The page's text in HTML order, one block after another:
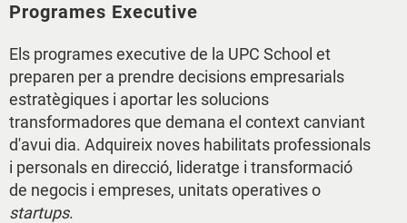
Programes Executive
Els programes executive de la UPC School et
preparen per a prendre decisions empresarials
estratègiques i aportar les solucions
transformadores que demana el context canviant
d'avui dia. Adquireix noves habilitats professionals
i personals en direcció, lideratge i transformació
de negocis i empreses, unitats operatives o
startups.